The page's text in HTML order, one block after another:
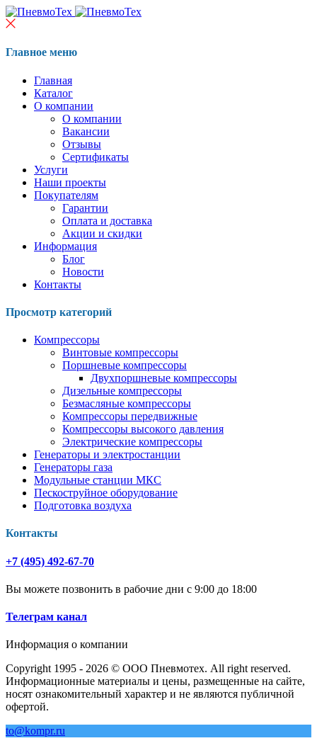
Главное меню
Главная
Каталог
О компании
О компании
Вакансии
Отзывы
Сертификаты
Услуги
Наши проекты
Покупателям
Гарантии
Оплата и доставка
Акции и скидки
Информация
Блог
Новости
Контакты
Просмотр категорий
Компрессоры
Винтовые компрессоры
Поршневые компрессоры
Двухпоршневые компрессоры
Дизельные компрессоры
Безмасляные компрессоры
Компрессоры передвижные
Компрессоры высокого давления
Электрические компрессоры
Генераторы и электростанции
Генераторы газа
Модульные станции МКС
Пескоструйное оборудование
Подготовка воздуха
Контакты
+7 (495) 492-67-70
Вы можете позвонить в рабочие дни с 9:00 до 18:00
Телеграм канал
Информация о компании
Copyright 1995 - 2026 © ООО Пневмотех. All right reserved.
Информационные материалы и цены, размещенные на сайте,
носят ознакомительный характер и не являются публичной
офертой.
to@kompr.ru